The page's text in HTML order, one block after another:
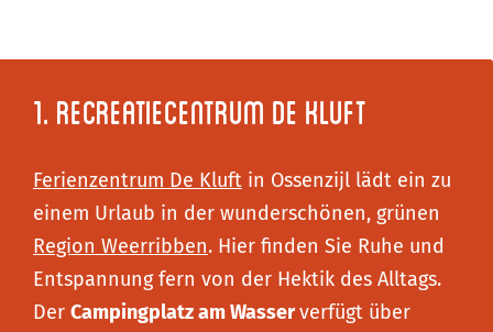
1. Recreatiecentrum De Kluft
Ferienzentrum De Kluft in Ossenzijl lädt ein zu
einem Urlaub in der wunderschönen, grünen
Region Weerribben. Hier finden Sie Ruhe und
Entspannung fern von der Hektik des Alltags.
Der Campingplatz am Wasserverfügt über